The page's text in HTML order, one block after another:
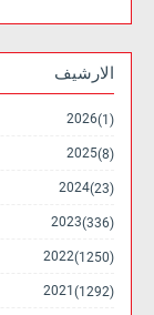
الارشيف
2026 (1)
2025 (8)
2024 (23)
2023 (336)
2022 (1250)
2021 (1292)